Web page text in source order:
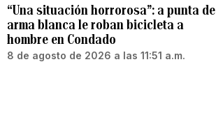
“Una situación horrorosa”: a punta de
arma blanca le roban bicicleta a
hombre en Condado
8 de agosto de 2026 a las 11:51 a.m.